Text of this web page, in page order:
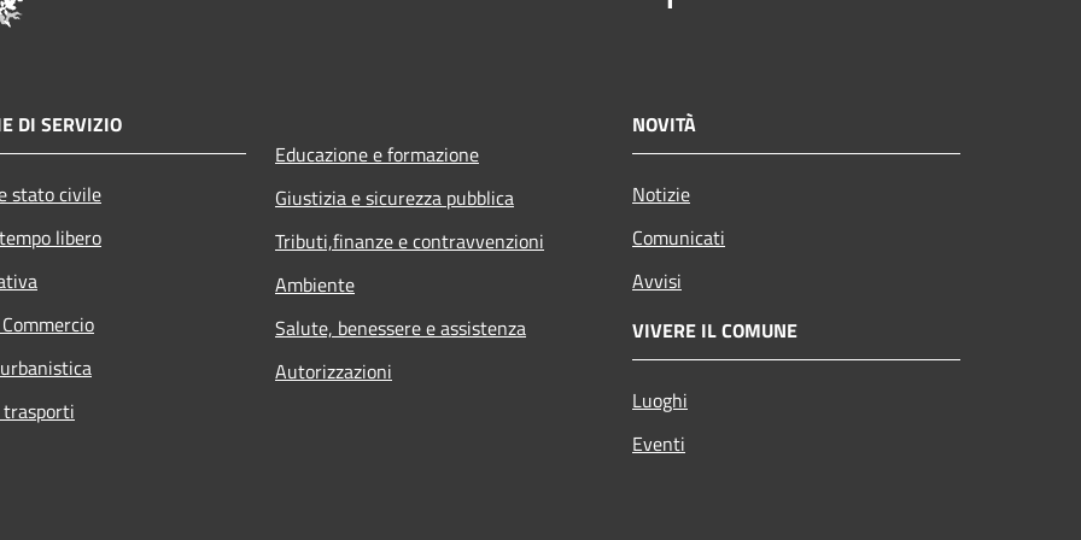
DI SERVIZIO
stato civile
libero
Educazione e formazione
Giustizia e sicurezza pubblica
Tributi,finanze e contravvenzioni
Ambiente
Salute, benessere e assistenza
Autorizzazioni
NOVITÀ
Notizie
Comunicati
Avvisi
VIVERE IL COMUNE
Luoghi
Eventi